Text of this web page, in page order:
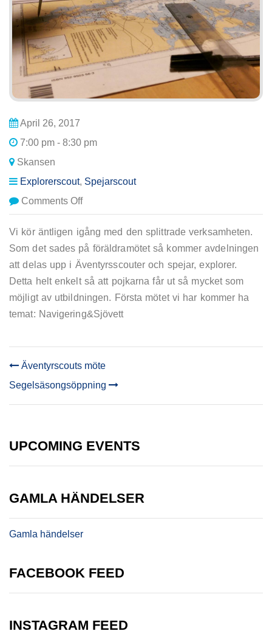
April 26, 2017
7:00 pm - 8:30 pm
Skansen
Explorerscout, Spejarscout
Comments Offon
Spejar
&
Explorerscout
möte
Vi kör äntligen igång med den splittrade verksamheten.
Som det sades på föräldramötet så kommer avdelningen
att delas upp i Äventyrsscouter och spejar, explorer.
Detta helt enkelt så att pojkarna får ut så mycket som
möjligt av utbildningen. Första mötet vi har kommer ha
temat: Navigering&Sjövett
POST
NAVIGATION
Äventyrscouts möte
Segelsäsongsöppning
UPCOMING EVENTS
GAMLA HÄNDELSER
Gamla händelser
FACEBOOK FEED
INSTAGRAM FEED